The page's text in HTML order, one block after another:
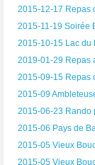
2015-12-17 Repas
2015-11-19 Soirée
2015-10-15 Lac du
2019-01-29 Repas
2015-09-15 Repas
2015-09
2015-06-23 Rando
2015-06 Pays de
2015-05 Vieux
2015-05 Vieux